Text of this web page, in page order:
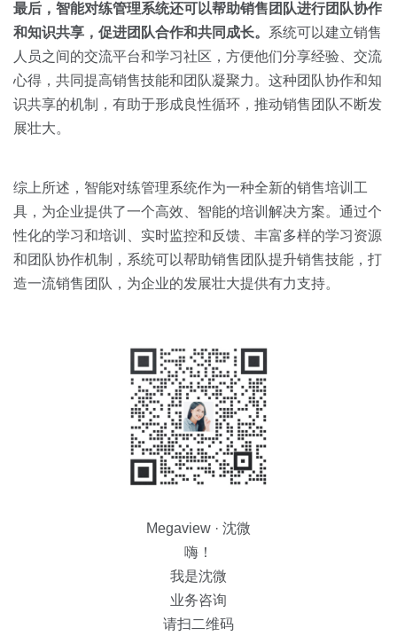
最后，智能对练管理系统还可以帮助销售团队进行团队协作
和知识共享，促进团队合作和共同成长。 系统可以建立销售
人员之间的交流平台和学习社区，方便他们分享经验、交流
心得，共同提高销售技能和团队凝聚力。这种团队协作和知
识共享的机制，有助于形成良性循环，推动销售团队不断发
展壮大。
综上所述，智能对练管理系统作为一种全新的销售培训工
具，为企业提供了一个高效、智能的培训解决方案。通过个
性化的学习和培训、实时监控和反馈、丰富多样的学习资源
和团队协作机制，系统可以帮助销售团队提升销售技能，打
造一流销售团队，为企业的发展壮大提供有力支持。
Megaview · 沈微
嗨！
我是沈微
业务咨询
请扫二维码